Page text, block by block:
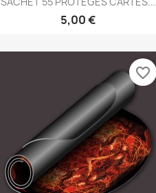
5,00 €
favorite_border